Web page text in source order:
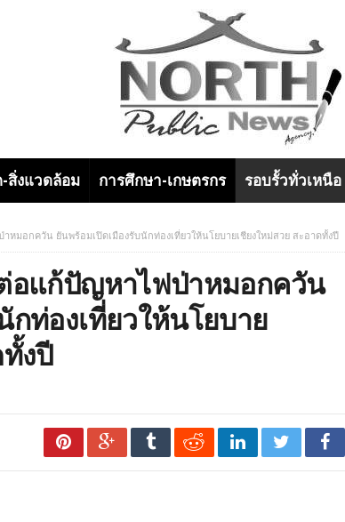
งแวดล้อม การศึกษา-เกษตรกร รอบรั้วทั่วเหนือ
หมอกควัน ยันพร้อมเปิดเมืองรับนักท่องเที่ยวให้นโยบายเชียงใหม่สวย สะอาดทั้งปี
อแก้ปัญหาไฟป่าหมอกควัน
กท่องเที่ยวให้นโยบาย
งปี